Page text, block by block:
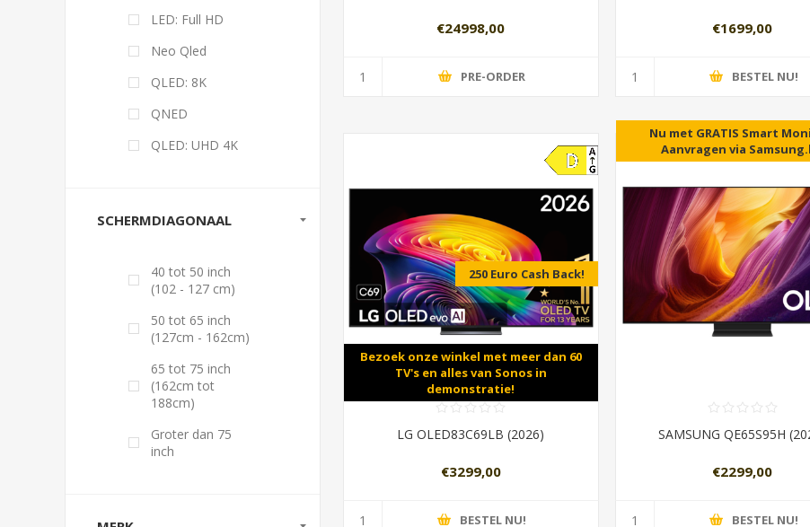
€24998,00
PRE-ORDER
€1699,00
BESTEL NU!
250 Euro Cash Back!
Bezoek onze winkel met meer dan 60
TV's en alles van Sonos in
demonstratie!
LG OLED83C69LB (2026)
€3299,00
BESTEL NU!
5 jaar garantie als U in NL
Nu met GRATIS Smart
Aanvragen via
SAMSUNG QE65S95H
€2299,00
BESTEL NU!
LED: Full HD
Neo Qled
QLED: 8K
QNED
QLED: UHD 4K
SCHERMDIAGONAAL
40 tot 50 inch
(102 - 127 cm)
50 tot 65 inch
(127cm - 162cm)
65 tot 75 inch
(162cm tot
188cm)
Groter dan 75
inch